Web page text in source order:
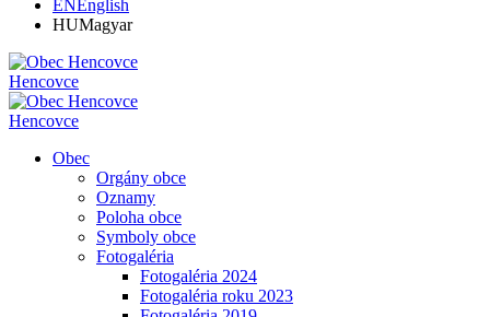
ENEnglish
HUMagyar
Hencovce
Hencovce
Obec
Orgány obce
Oznamy
Poloha obce
Symboly obce
Fotogaléria
Fotogaléria 2024
Fotogaléria roku 2023